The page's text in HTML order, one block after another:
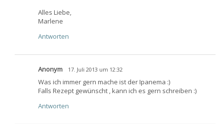
Alles Liebe,
Marlene
Antworten
Anonym 17. Juli 2013 um 12:32
Was ich immer gern mache ist der Ipanema :)
Falls Rezept gewünscht , kann ich es gern schreiben :)
Antworten